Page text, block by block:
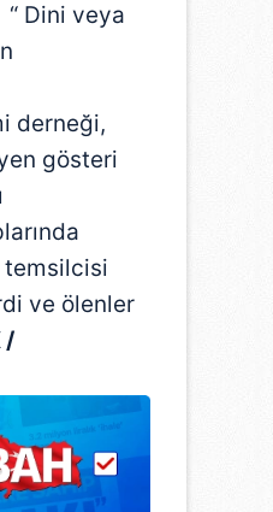
Dini veya
derneği,
gösteri
temsilcisi
ve ölenler
/